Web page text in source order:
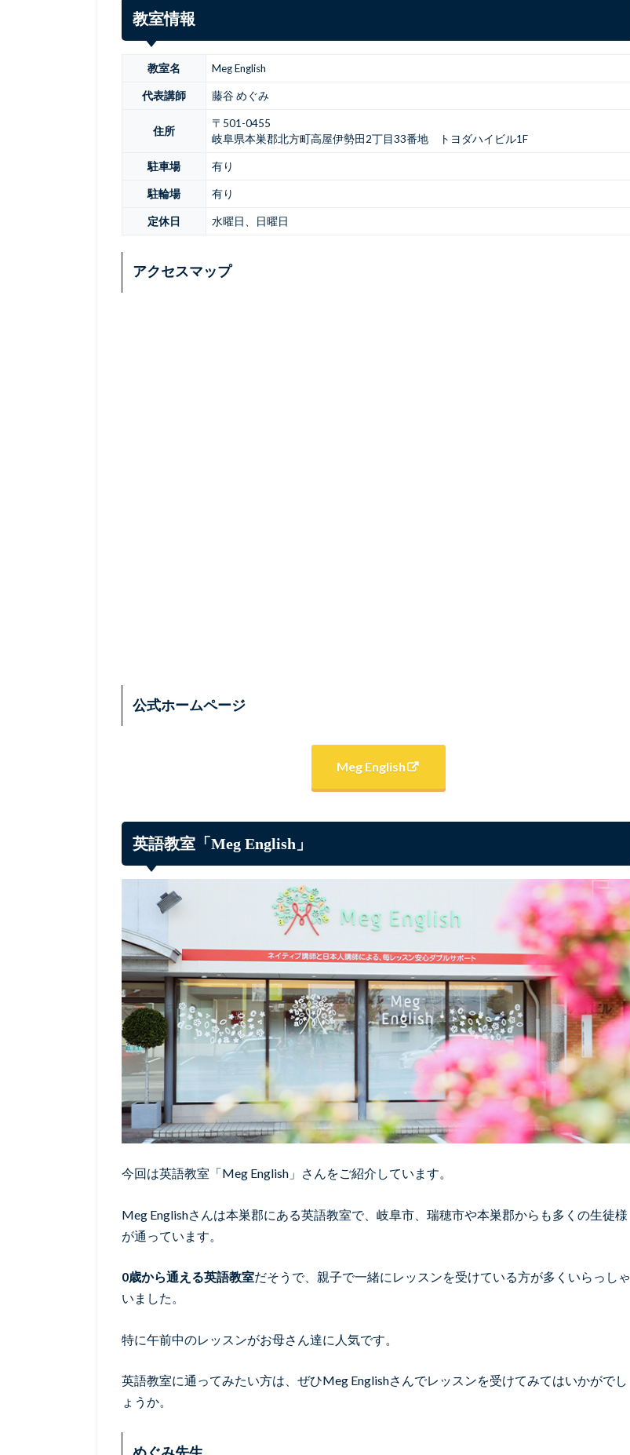
教室情報
教室名 Meg English
代表講師 藤谷 めぐみ
住所
〒501-0455
岐阜県本巣郡北方町高屋伊勢田2丁目33番地 トヨダハイビル1F
駐車場 有り
駐輪場 有り
定休日 水曜日、日曜日
アクセスマップ
公式ホームページ
Meg English
英語教室「Meg English」
今回は英語教室「Meg English」さんをご紹介しています。
Meg Englishさんは本巣郡にある英語教室で、岐阜市、瑞穂市や本巣郡からも多くの生徒様
が通っています。
0歳から通える英語教室だそうで、親子で一緒にレッスンを受けている方が多くいらっしゃ
いました。
特に午前中のレッスンがお母さん達に人気です。
英語教室に通ってみたい方は、ぜひMeg Englishさんでレッスンを受けてみてはいかがでし
ょうか。